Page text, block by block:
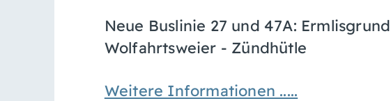
Neue Buslinie 27 und 47A:
Wolfahrtsweier - Zündhütle
Weitere Informationen .....